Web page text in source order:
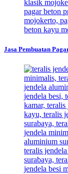
Jasa Pembuatan